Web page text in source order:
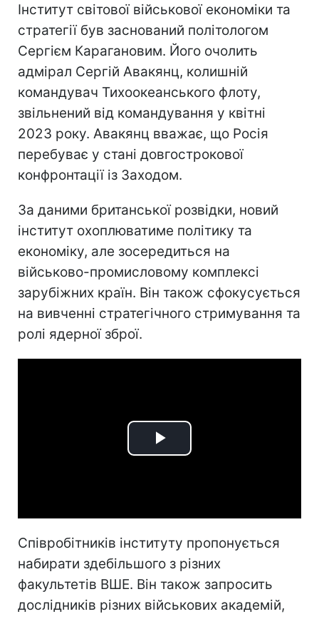
Інститут світової військової економіки та
стратегії був заснований політологом
Сергієм Карагановим. Його очолить
адмірал Сергій Авакянц, колишній
командувач Тихоокеанського флоту,
звільнений від командування у квітні
2023 року. Авакянц вважає, що Росія
перебуває у стані довгострокової
конфронтації із Заходом.
За даними британської розвідки, новий
інститут охоплюватиме політику та
економіку, але зосередиться на
військово-промисловому комплексі
зарубіжних країн. Він також сфокусується
на вивченні стратегічного стримування та
ролі ядерної зброї.
Play
Співробітників інституту пропонується
набирати здебільшого з різних
факультетів ВШЕ. Він також запросить
дослідників різних військових академій,